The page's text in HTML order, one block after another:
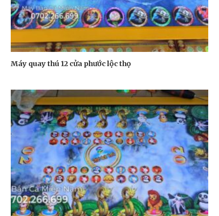
Máy quay thú 12 cửa phước lộc thọ